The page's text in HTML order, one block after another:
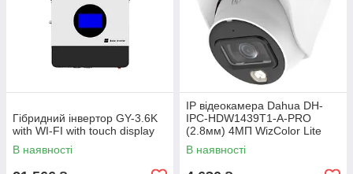
Гібридний інвертор GY-3.6K
with WI-FI with touch display
В наявності
IP відеокамера Dahua DH-
IPC-HDW1439T1-A-PRO
(2.8мм) 4МП WizColor Lite
В наявності